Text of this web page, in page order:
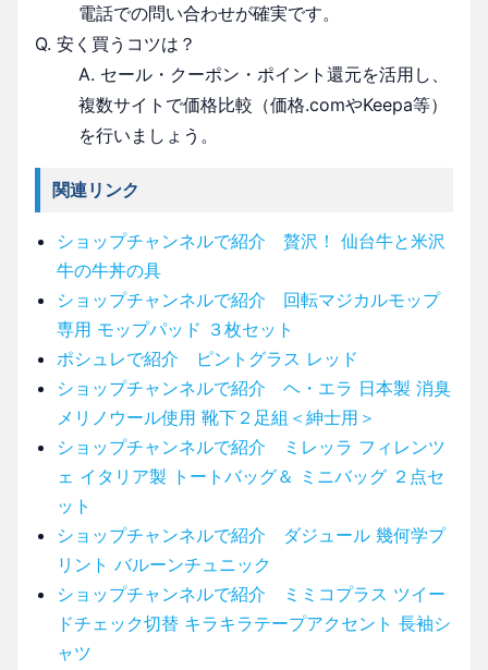
電話での問い合わせが確実です。
Q. 安く買うコツは？
A. セール・クーポン・ポイント還元を活用し、
複数サイトで価格比較（価格.comやKeepa等）
を行いましょう。
関連リンク
ショップチャンネルで紹介 贅沢！ 仙台牛と米沢
牛の牛丼の具
ショップチャンネルで紹介 回転マジカルモップ
専用 モップパッド ３枚セット
ポシュレで紹介 ピントグラス レッド
ショップチャンネルで紹介 ヘ・エラ 日本製 消臭
メリノウール使用 靴下２足組＜紳士用＞
ショップチャンネルで紹介 ミレッラ フィレンツ
ェ イタリア製 トートバッグ＆ ミニバッグ ２点セ
ット
ショップチャンネルで紹介 ダジュール 幾何学プ
リント バルーンチュニック
ショップチャンネルで紹介 ミミコプラス ツイー
ドチェック切替 キラキラテープアクセント 長袖シ
ャツ